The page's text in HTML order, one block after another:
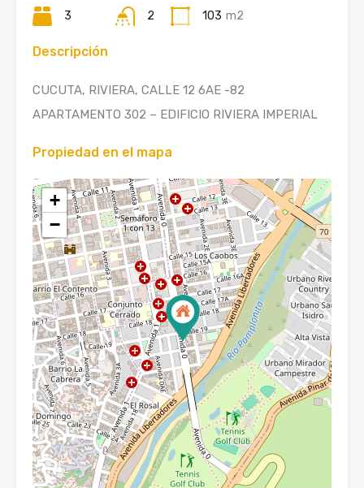
3 2 103 m2
Descripción
CUCUTA, RIVIERA, CALLE 12 6AE -82
APARTAMENTO 302 – EDIFICIO RIVIERA IMPERIAL
Propiedad en el mapa
+
−